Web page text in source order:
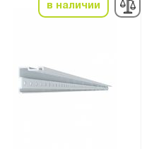
в наличии